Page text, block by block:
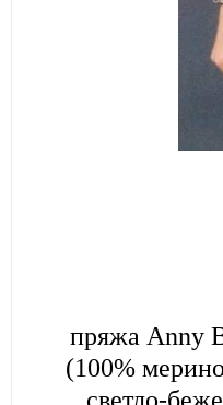
пряжа Аnnу
(100%
светло-